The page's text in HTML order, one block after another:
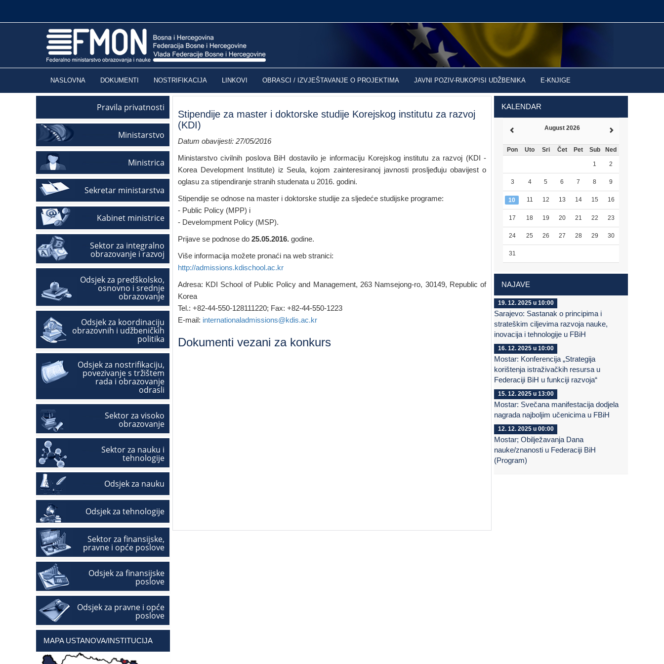
NASLOVNA DOKUMENTI NOSTRIFIKACIJA LINKOVI OBRASCI / IZVJEŠTAVANJE O PROJEKTIMA JAVNI POZIV-RUKOPISI UDŽBENIKA E-KNJIGE
Pravila privatnosti
Ministarstvo
Ministrica
Sekretar ministarstva
Kabinet ministrice
Sektor za integralno
obrazovanje i razvoj
Odsjek za predškolsko,
osnovno i srednje
obrazovanje
Odsjek za koordinaciju
obrazovnih i udžbeničkih
politika
Odsjek za nostrifikaciju,
povezivanje s tržištem
rada i obrazovanje
odrasli
Sektor za visoko
obrazovanje
Sektor za nauku i
tehnologije
Odsjek za nauku
Odsjek za tehnologije
Sektor za finansijske,
pravne i opće poslove
Odsjek za finansijske
poslove
Odsjek za pravne i opće
poslove
MAPA USTANOVA/INSTITUCIJA
Stipendije za master i doktorske studije Korejskog institutu za razvoj
(KDI)
Datum obavijesti: 27/05/2016
Ministarstvo civilnih poslova BiH dostavilo je informaciju Korejskog institutu za razvoj (KDI -
Korea Development Institute) iz Seula, kojom zainteresiranoj javnosti prosljeđuju obavijest o
oglasu za stipendiranje stranih studenata u 2016. godini.
Stipendije se odnose na master i doktorske studije za sljedeće studijske programe:
- Public Policy (MPP) i
- Develompment Policy (MSP).
Prijave se podnose do 25.05.2016.godine.
Više informacija možete pronaći na web stranici:
http://admissions.kdischool.ac.kr
Adresa: KDI School of Public Policy and Management, 263 Namsejong-ro, 30149, Republic of
Korea
Tel.: +82-44-550-128111220; Fax: +82-44-550-1223
E-mail: internationaladmissions@kdis.ac.kr
Dokumenti vezani za konkurs
KALENDAR
August 2026
Pon Uto Sri Čet Pet Sub Ned
1 2
3 4 5 6 7 8 9
10 11 12 13 14 15 16
17 18 19 20 21 22 23
24 25 26 27 28 29 30
31
NAJAVE
19. 12. 2025 u 10:00
Sarajevo: Sastanak o principima i
strateškim ciljevima razvoja nauke,
inovacija i tehnologije u FBiH
16. 12. 2025 u 10:00
Mostar: Konferencija „Strategija
korištenja istraživačkih resursa u
Federaciji BiH u funkciji razvoja“
15. 12. 2025 u 13:00
Mostar: Svečana manifestacija dodjela
nagrada najboljim učenicima u FBiH
12. 12. 2025 u 00:00
Mostar; Obilježavanja Dana
nauke/znanosti u Federaciji BiH
(Program)